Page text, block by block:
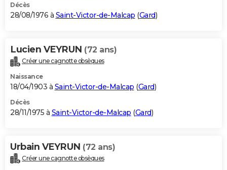
Décès
28/08/1976 à Saint-Victor-de-Malcap (Gard)
Lucien VEYRUN (72 ans)
Créer une cagnotte obsèques
Naissance
18/04/1903 à Saint-Victor-de-Malcap (Gard)
Décès
28/11/1975 à Saint-Victor-de-Malcap (Gard)
Urbain VEYRUN (72 ans)
Créer une cagnotte obsèques